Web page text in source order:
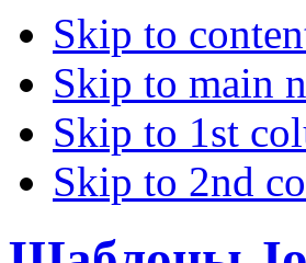
Skip to
Skip to main
Skip to 1st
Skip to 2nd